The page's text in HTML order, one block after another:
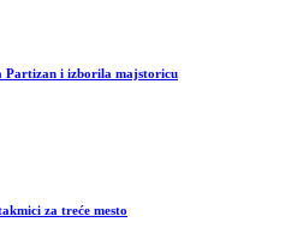
Partizan i izborila majstoricu
za treće mesto